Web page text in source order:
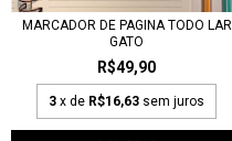
MARCADOR DE PAGINA TODO LAR
GATO
R$49,90
3 x de R$16,63 sem juros